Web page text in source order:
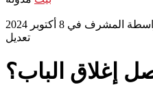
المشرف في 8 أكتوبر 2024
تعديل
إغلاق الباب؟